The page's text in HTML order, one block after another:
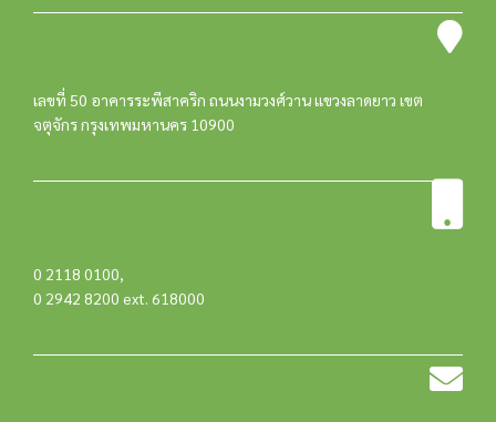
เลขที่ 50 อาคารระพีสาคริก ถนนงามวงศ์วาน แขวงลาดยาว เขต
จตุจักร กรุงเทพมหานคร 10900
0 2118 0100,
0 2942 8200 ext. 618000